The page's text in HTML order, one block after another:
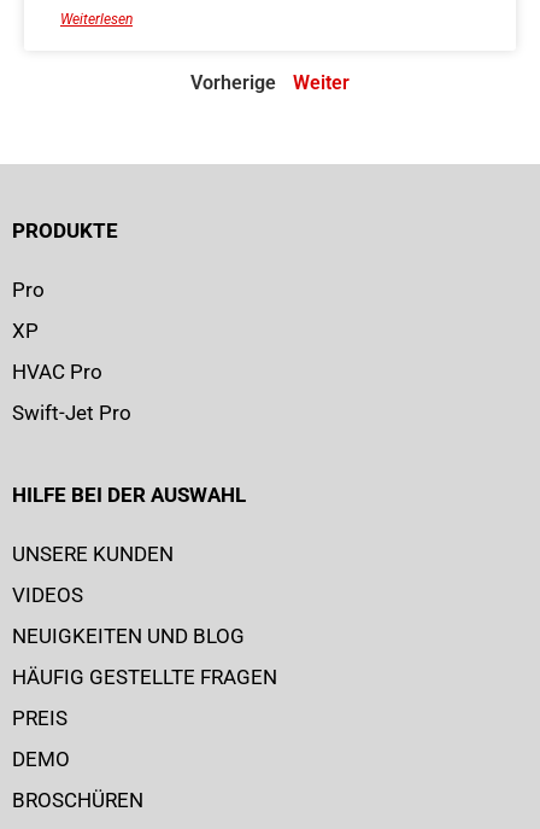
Weiterlesen
Vorherige Weiter
PRODUKTE
Pro
XP
HVAC Pro
Swift-Jet Pro
HILFE BEI DER AUSWAHL
UNSERE KUNDEN
VIDEOS
NEUIGKEITEN UND BLOG
HÄUFIG GESTELLTE FRAGEN
PREIS
DEMO
BROSCHÜREN